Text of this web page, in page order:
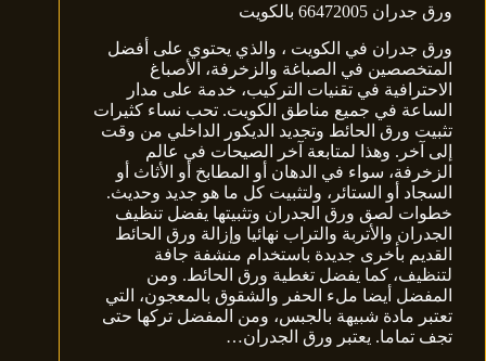
ورق جدران 66472005 بالكويت
ورق جدران في الكويت ، والذي يحتوي على أفضل
المتخصصين في الصباغة والزخرفة، الأصباغ
الاحترافية في تقنيات التركيب، خدمة على مدار
الساعة في جميع مناطق الكويت. تحب نساء كثيرات
تثبيت ورق الحائط وتجديد الديكور الداخلي من وقت
إلى آخر. وهذا لمتابعة آخر الصيحات في عالم
الزخرفة، سواء في الدهان أو المطابخ أو الأثاث أو
السجاد أو الستائر، ولتثبيت كل ما هو جديد وحديث.
خطوات لصق ورق الجدران وتثبيتها يفضل تنظيف
الجدران والأتربة والتراب نهائيا وإزالة ورق الحائط
القديم بأخرى جديدة باستخدام منشفة جافة
لتنظيف، كما يفضل تغطية ورق الحائط. ومن
المفضل أيضا ملء الحفر والشقوق بالمعجون، التي
تعتبر مادة شبيهة بالجبس، ومن المفضل تركها حتى
تجف تماما. يعتبر ورق الجدران…